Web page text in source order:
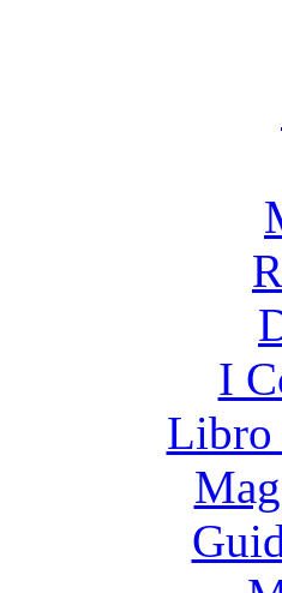
I
Libro